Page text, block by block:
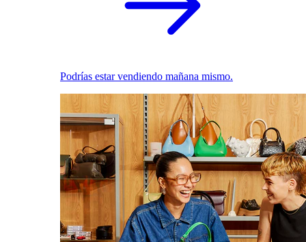
Podrías estar vendiendo mañana mismo.